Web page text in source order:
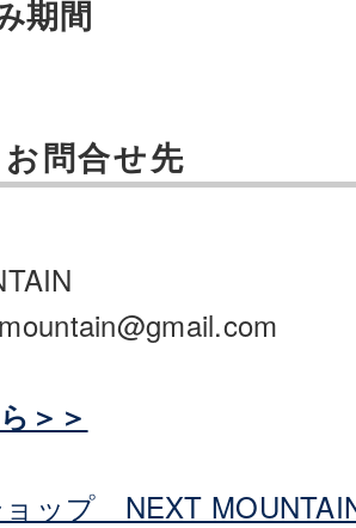
期間
問合せ先
＞＞
ップ NEXT